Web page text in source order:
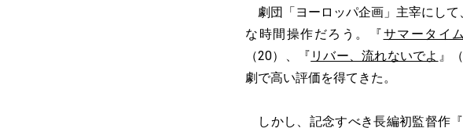
劇団「ヨーロッパ企画」主宰にし
な時間操作だろう。『サマータイ
（20）、『 リバー、流れないでよ 』
劇で高い評価を得てきた。
しかし、記念すべき長編初監督作